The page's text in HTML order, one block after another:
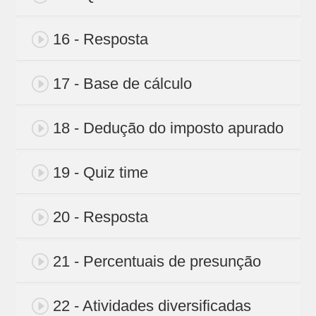
16 - Resposta
17 - Base de cálculo
18 - Dedução do imposto apurado
19 - Quiz time
20 - Resposta
21 - Percentuais de presunção
22 - Atividades diversificadas